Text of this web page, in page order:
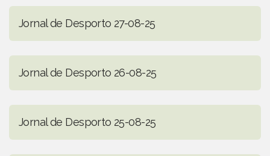
Jornal de Desporto 27-08-25
Jornal de Desporto 26-08-25
Jornal de Desporto 25-08-25